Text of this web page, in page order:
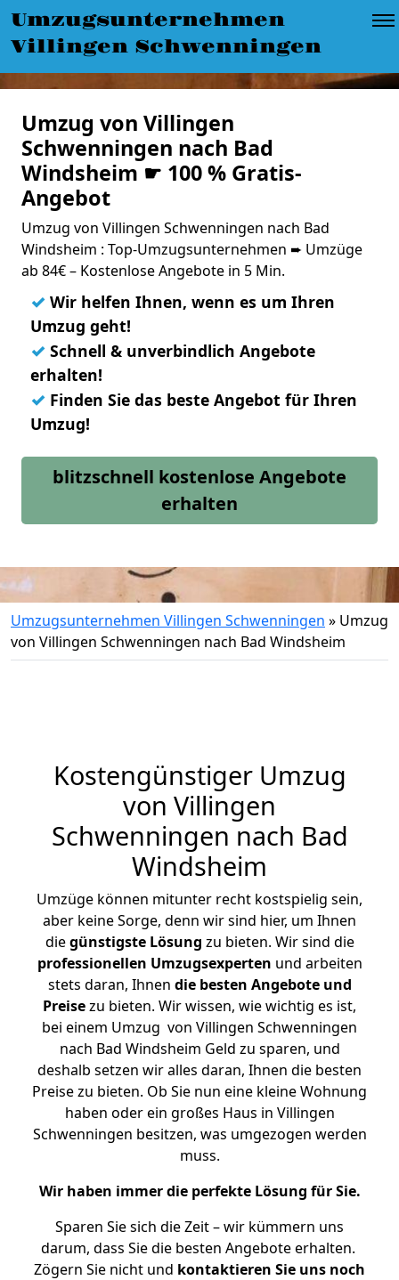
Umzugsunternehmen
Villingen Schwenningen
Umzug von Villingen
Schwenningen nach Bad
Windsheim ☛ 100 % Gratis-
Angebot
Umzug von Villingen Schwenningen nach Bad
Windsheim : Top-Umzugsunternehmen ➨ Umzüge
ab 84€ – Kostenlose Angebote in 5 Min.
✓ Wir helfen Ihnen, wenn es um Ihren
Umzug geht!
✓ Schnell & unverbindlich Angebote
erhalten!
✓ Finden Sie das beste Angebot für Ihren
Umzug!
blitzschnell kostenlose Angebote
erhalten
Umzugsunternehmen Villingen Schwenningen » Umzug
von Villingen Schwenningen nach Bad Windsheim
Kostengünstiger Umzug
von Villingen
Schwenningen nach Bad
Windsheim
Umzüge können mitunter recht kostspielig sein,
aber keine Sorge, denn wir sind hier, um Ihnen
diegünstigste Lösung zu bieten. Wir sind die
professionellen Umzugsexperten und arbeiten
stets daran, Ihnen die besten Angebote und
Preisezu bieten. Wir wissen, wie wichtig es ist,
bei einem Umzug von Villingen Schwenningen
nach Bad Windsheim Geld zu sparen, und
deshalb setzen wir alles daran, Ihnen die besten
Preise zu bieten. Ob Sie nun eine kleine Wohnung
haben oder ein großes Haus in Villingen
Schwenningen besitzen, was umgezogen werden
muss.
Wir haben immer die perfekte Lösung für Sie.
Sparen Sie sich die Zeit – wir kümmern uns
darum, dass Sie die besten Angebote erhalten.
Zögern Sie nicht und kontaktieren Sie uns noch